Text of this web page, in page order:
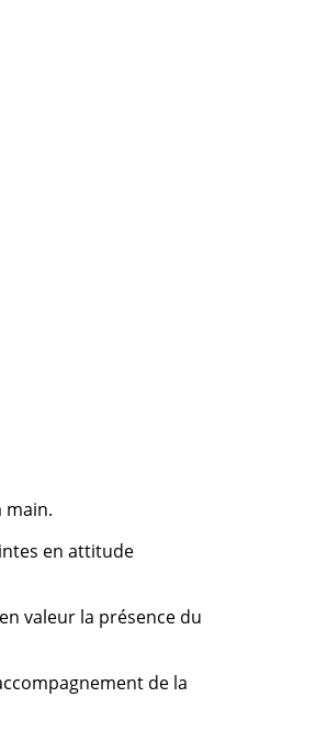
main.
en attitude
valeur la présence du
de la